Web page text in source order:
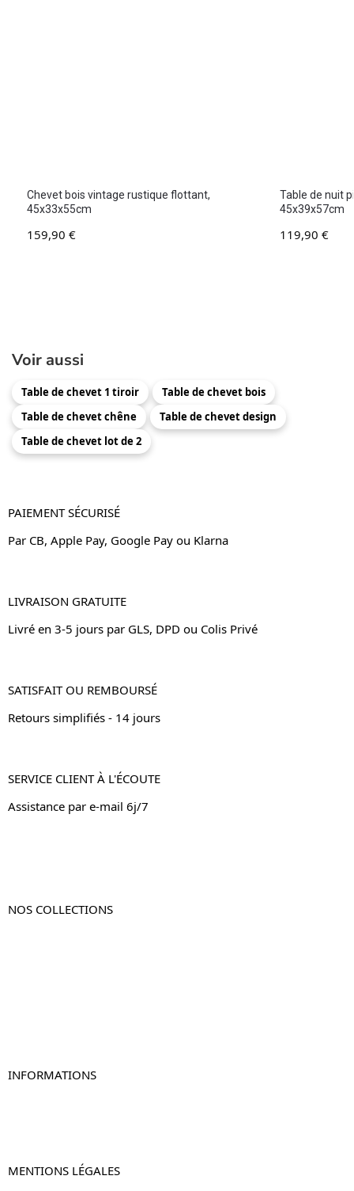
Chevet bois vintage rustique flottant,
45x33x55cm
159,90 €
Table de nuit
45x39x57cm
119,90 €
Voir aussi
Table de chevet 1 tiroir
Table de chevet bois
Table de chevet chêne
Table de chevet design
Table de chevet lot de 2
PAIEMENT SÉCURISÉ
Par CB, Apple Pay, Google Pay ou Klarna
LIVRAISON GRATUITE
Livré en 3-5 jours par GLS, DPD ou Colis Privé
SATISFAIT OU REMBOURSÉ
Retours simplifiés - 14 jours
SERVICE CLIENT À L'ÉCOUTE
Assistance par e-mail 6j/7
NOS COLLECTIONS
INFORMATIONS
MENTIONS LÉGALES